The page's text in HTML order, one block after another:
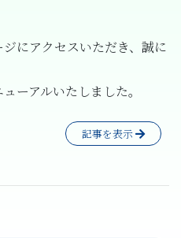
にアクセスいただき、誠に
ーアルいたしました。
記事を表示